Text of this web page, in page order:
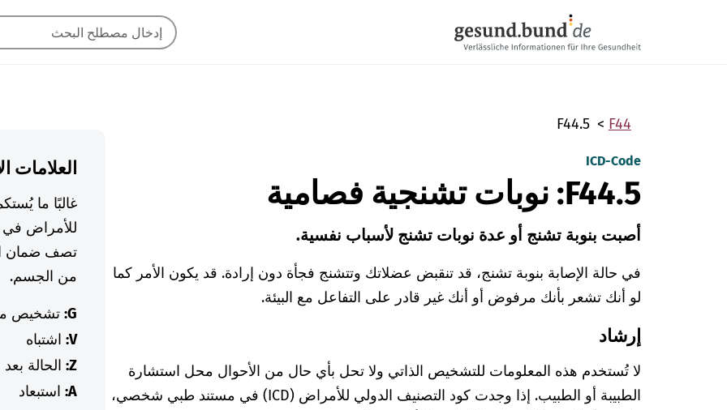
F44
F44.5
ICD-Code
F44.5: نوبات تشنجية فصامية
أصبت بنوبة تشنج أو عدة نوبات تشنج لأسباب نفسية.
في حالة الإصابة بنوبة تشنج، قد تنقبض عضلاتك وتتشنج فجأة دون إرادة. قد يكون الأمر كما
لو أنك تشعر بأنك مرفوض أو أنك غير قادر على التفاعل مع البيئة.
إرشاد
لا تُستخدم هذه المعلومات للتشخيص الذاتي ولا تحل بأي حال من الأحوال محل استشارة
الطبيبة أو الطبيب. إذا وجدت كود التصنيف الدولي للأمراض (ICD) في مستند طبي شخصي،
العلامات
غالبًا ما
للأمراض في
تصف ضمان
من الجسم.
G: تشخيص
V: اشتباه
Z: الحالة بعد
A: استبعاد